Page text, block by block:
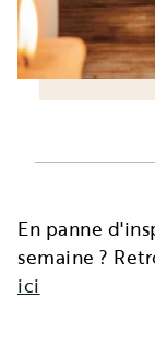
En panne
semaine ?
ici